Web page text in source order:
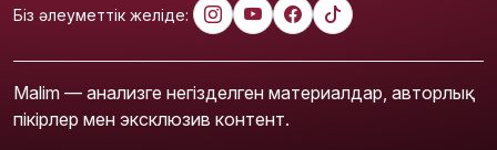
Біз әлеуметтік желіде:
Malim — анализге негізделген материалдар, авторлық
пікірлер мен эксклюзив контент.